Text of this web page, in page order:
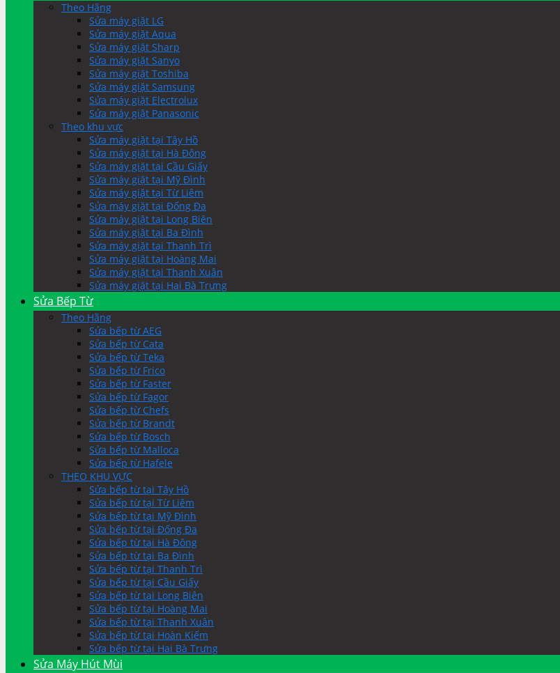
Theo Hãng
Sửa máy giặt LG
Sửa máy giặt Aqua
Sửa máy giặt Sharp
Sửa máy giặt Sanyo
Sửa máy giặt Toshiba
Sửa máy giặt Samsung
Sửa máy giặt Electrolux
Sửa máy giặt Panasonic
Theo khu vực
Sửa máy giặt tại Tây Hồ
Sửa máy giặt tại Hà Đông
Sửa máy giặt tại Cầu Giấy
Sửa máy giặt tại Mỹ Đình
Sửa máy giặt tại Từ Liêm
Sửa máy giặt tại Đống Đa
Sửa máy giặt tại Long Biên
Sửa máy giặt tại Ba Đình
Sửa máy giặt tại Thanh Trì
Sửa máy giặt tại Hoàng Mai
Sửa máy giặt tại Thanh Xuân
Sửa máy giặt tại Hai Bà Trưng
Sửa Bếp Từ
Theo Hãng
Sửa bếp từ AEG
Sửa bếp từ Cata
Sửa bếp từ Teka
Sửa bếp từ Frico
Sửa bếp từ Faster
Sửa bếp từ Fagor
Sửa bếp từ Chefs
Sửa bếp từ Brandt
Sửa bếp từ Bosch
Sửa bếp từ Malloca
Sửa bếp từ Hafele
THEO KHU VỰC
Sửa bếp từ tại Tây Hồ
Sửa bếp từ tại Từ Liêm
Sửa bếp từ tại Mỹ Đình
Sửa bếp từ tại Đống Đa
Sửa bếp từ tại Hà Đông
Sửa bếp từ tại Ba Đình
Sửa bếp từ tại Thanh Trì
Sửa bếp từ tại Cầu Giấy
Sửa bếp từ tại Long Biên
Sửa bếp từ tại Hoàng Mai
Sửa bếp từ tại Thanh Xuân
Sửa bếp từ tại Hoàn Kiếm
Sửa bếp từ tại Hai Bà Trưng
Sửa Máy Hút Mùi